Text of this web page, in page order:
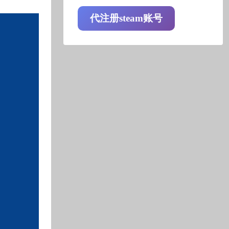
代注册steam账号